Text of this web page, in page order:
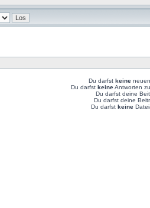
Du darfst keine
Du darfst keineAntworten
Du darfst deine
Du darfst deine
Du darfst keine